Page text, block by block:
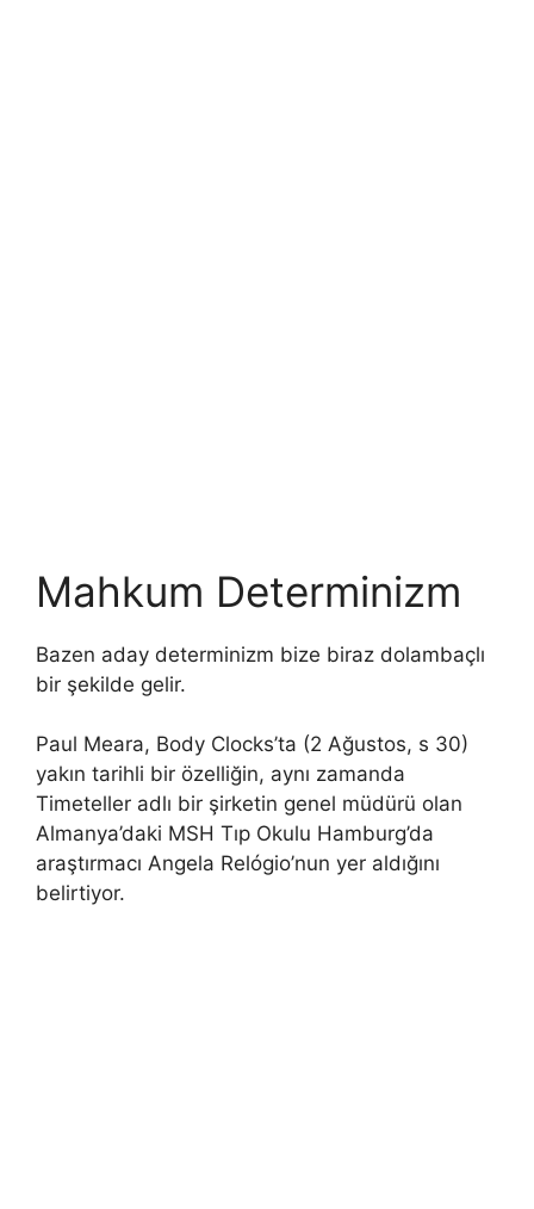
Mahkum Determinizm
Bazen aday determinizm bize biraz dolambaçlı
bir şekilde gelir.
Paul Meara, Body Clocks’ta (2 Ağustos, s 30)
yakın tarihli bir özelliğin, aynı zamanda
Timeteller adlı bir şirketin genel müdürü olan
Almanya’daki MSH Tıp Okulu Hamburg’da
araştırmacı Angela Relógio’nun yer aldığını
belirtiyor.